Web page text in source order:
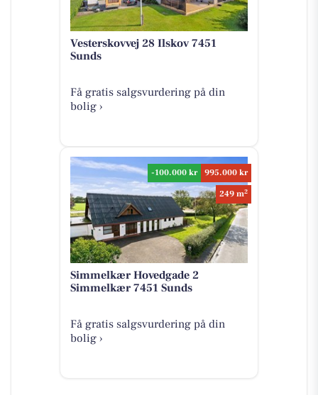
Vesterskovvej 28 Ilskov 7451
Sunds
Få gratis salgsvurdering på din
bolig ›
-100.000 kr
995.000 kr
249 m2
Simmelkær Hovedgade 2
Simmelkær 7451 Sunds
Få gratis salgsvurdering på din
bolig ›